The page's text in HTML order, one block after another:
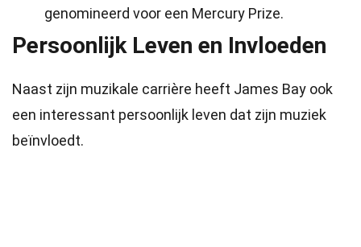
genomineerd voor een Mercury Prize.
Persoonlijk Leven en Invloeden
Naast zijn muzikale carrière heeft James Bay ook
een interessant persoonlijk leven dat zijn muziek
beïnvloedt.